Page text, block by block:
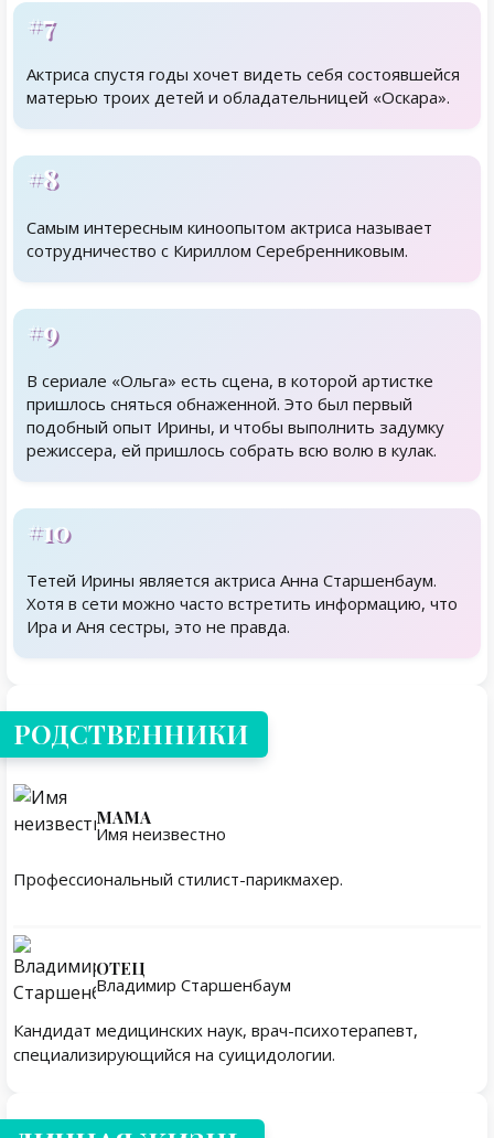
#7
Актриса спустя годы хочет видеть себя состоявшейся
матерью троих детей и обладательницей «Оскара».
#8
Самым интересным киноопытом актриса называет
сотрудничество с Кириллом Серебренниковым.
#9
В сериале «Ольга» есть сцена, в которой артистке
пришлось сняться обнаженной. Это был первый
подобный опыт Ирины, и чтобы выполнить задумку
режиссера, ей пришлось собрать всю волю в кулак.
#10
Тетей Ирины является актриса Анна Старшенбаум.
Хотя в сети можно часто встретить информацию, что
Ира и Аня сестры, это не правда.
Родственники
РОДСТВЕННИКИ
МАМА
Имя неизвестно
Профессиональный стилист-парикмахер.
ОТЕЦ
Владимир Старшенбаум
Кандидат медицинских наук, врач-психотерапевт,
специализирующийся на суицидологии.
Личная жизнь